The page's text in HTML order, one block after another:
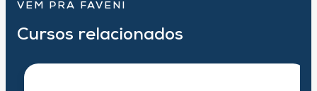
VEM PRA FAVENI
Cursos relacionados